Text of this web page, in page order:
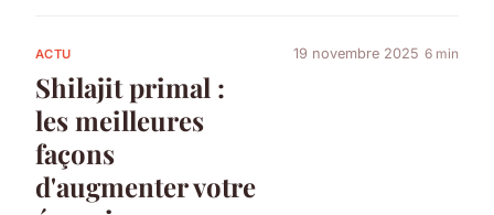
ACTU
Shilajit primal :
les meilleures
façons
d'augmenter votre
19 novembre 2025 6 min